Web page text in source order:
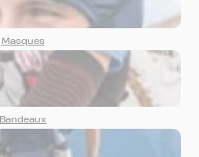
Masques
Bandeaux